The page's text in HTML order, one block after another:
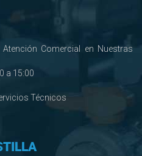
Comercial en Nuestras
a 15:00
Técnicos